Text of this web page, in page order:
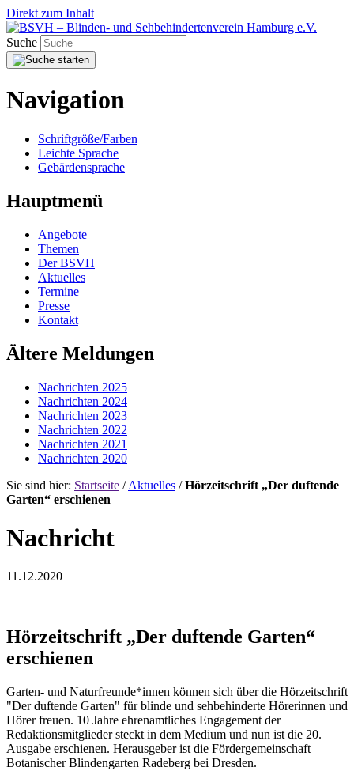
Direkt zum Inhalt
Suche
Navigation
Schriftgröße/Farben
Leichte Sprache
Gebärdensprache
Hauptmenü
Angebote
Themen
Der BSVH
Aktuelles
Termine
Presse
Kontakt
Ältere Meldungen
Nachrichten 2025
Nachrichten 2024
Nachrichten 2023
Nachrichten 2022
Nachrichten 2021
Nachrichten 2020
Sie sind hier: Startseite /Aktuelles /Hörzeitschrift „Der duftende
Garten“ erschienen
Nachricht
11.12.2020
Hörzeitschrift „Der duftende Garten“
erschienen
Garten- und Naturfreunde*innen können sich über die Hörzeitschrift
"Der duftende Garten" für blinde und sehbehinderte Hörerinnen und
Hörer freuen. 10 Jahre ehrenamtliches Engagement der
Redaktionsmitglieder steckt in dem Medium und nun ist die 20.
Ausgabe erschienen. Herausgeber ist die Fördergemeinschaft
Botanischer Blindengarten Radeberg bei Dresden.